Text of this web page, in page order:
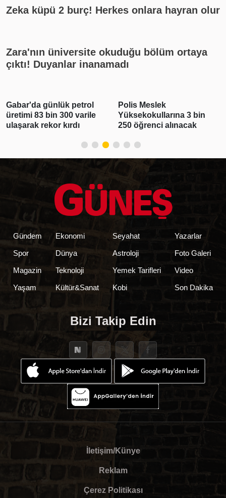
Zeka küpü 2 burç! Herkes onlara hayran olur
Zara'nın üniversite okuduğu bölüm ortaya
çıktı! Duyanlar inanamadı
Gabar'da günlük petrol
üretimi 83 bin 300 varile
ulaşarak rekor kırdı
Polis Meslek
Yüksekokullarına 3 bin
250 öğrenci alınacak
Gündem
Spor
Magazin
Yaşam
Ekonomi
Dünya
Teknoloji
Kültür&Sanat
Seyahat
Astroloji
Yemek Tarifleri
Kobi
Yazarlar
Foto Galeri
Video
Son Dakika
Bizi Takip Edin
İletişim/Künye
Reklam
Çerez Politikası